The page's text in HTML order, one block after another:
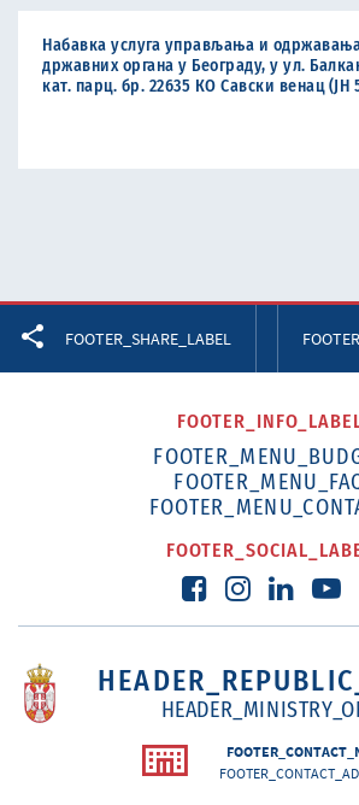
Набавка услуга управљања и
државних органа у Београду, у ул.
кат. парц. бр. 22635 КО Савски венац (ЈН
FOOTER_SHARE_LABEL